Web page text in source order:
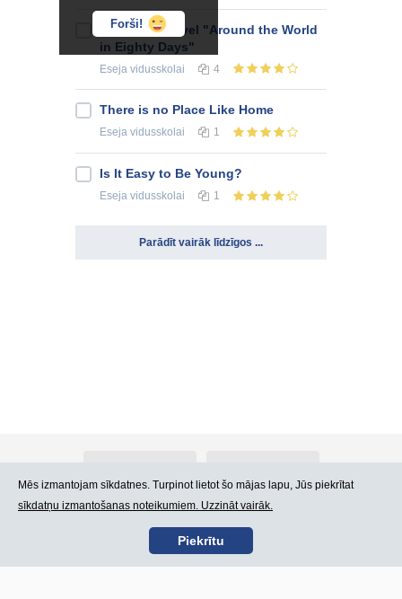
Forši!
Report on Novel "Around the World
in Eighty Days"
Eseja vidusskolai 4
There is no Place Like Home
Eseja vidusskolai 1
Is It Easy to Be Young?
Eseja vidusskolai 1
Parādīt vairāk līdzīgos ...
Kontakti Lietošanas noteikumi
Mēs izmantojam sīkdatnes. Turpinot lietot šo mājas lapu, Jūs piekrītat
sīkdatņu izmantošanas noteikumiem. Uzzināt vairāk.
Piekrītu